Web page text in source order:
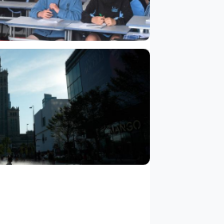
tambah mata
dari AI hingga